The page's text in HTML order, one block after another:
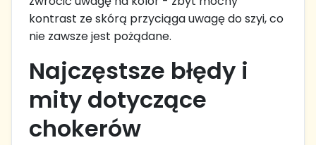
kontrast ze skórą przyciąga uwagę do szyi, co
nie zawsze jest pożądane.
Najczęstsze błędy i
mity dotyczące
chokerów